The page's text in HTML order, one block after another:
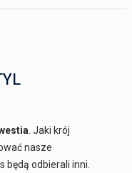
. Jaki krój
nasze
będą odbierali inni.